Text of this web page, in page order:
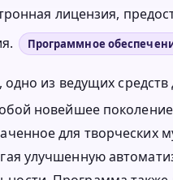
лицензия,
Программное
, одно из ведущих
новейшее
для творческих
улучшенную